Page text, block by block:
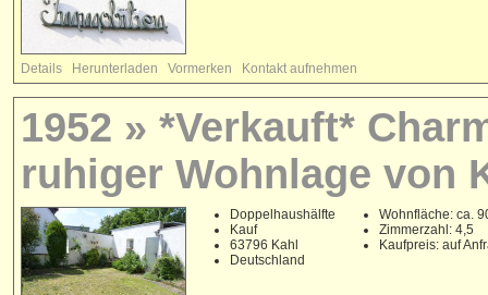
Details Herunterladen Vormerken Kontakt aufnehmen
1952 » *Verkauft*
ruhiger Wohnlage von
Doppelhaushälfte
Kauf
63796 Kahl
Deutschland
Wohnfläche: ca.
Zimmerzahl: 4,5
Kaufpreis: auf